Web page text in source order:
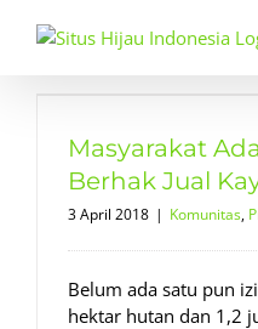
Masyarakat
Berhak Jual
3 April 2018 | Komunitas,
Belum ada satu pun
hektar hutan dan 1,2